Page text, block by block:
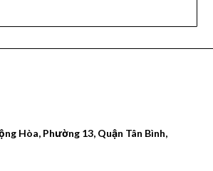
Hòa, Phường 13, Quận Tân Bình,